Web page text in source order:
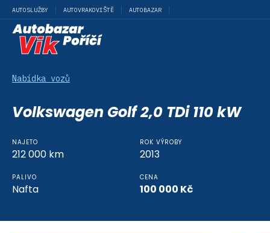
AUTOSLUŽBY AUTOVRAKOVIŠTĚ AUTOBAZAR
Nabídka vozů
Volkswagen Golf 2,0 TDi 110 kW
NAJETO
212 000 km
ROK VÝROBY
2013
PALIVO
Nafta
CENA
100 000 Kč